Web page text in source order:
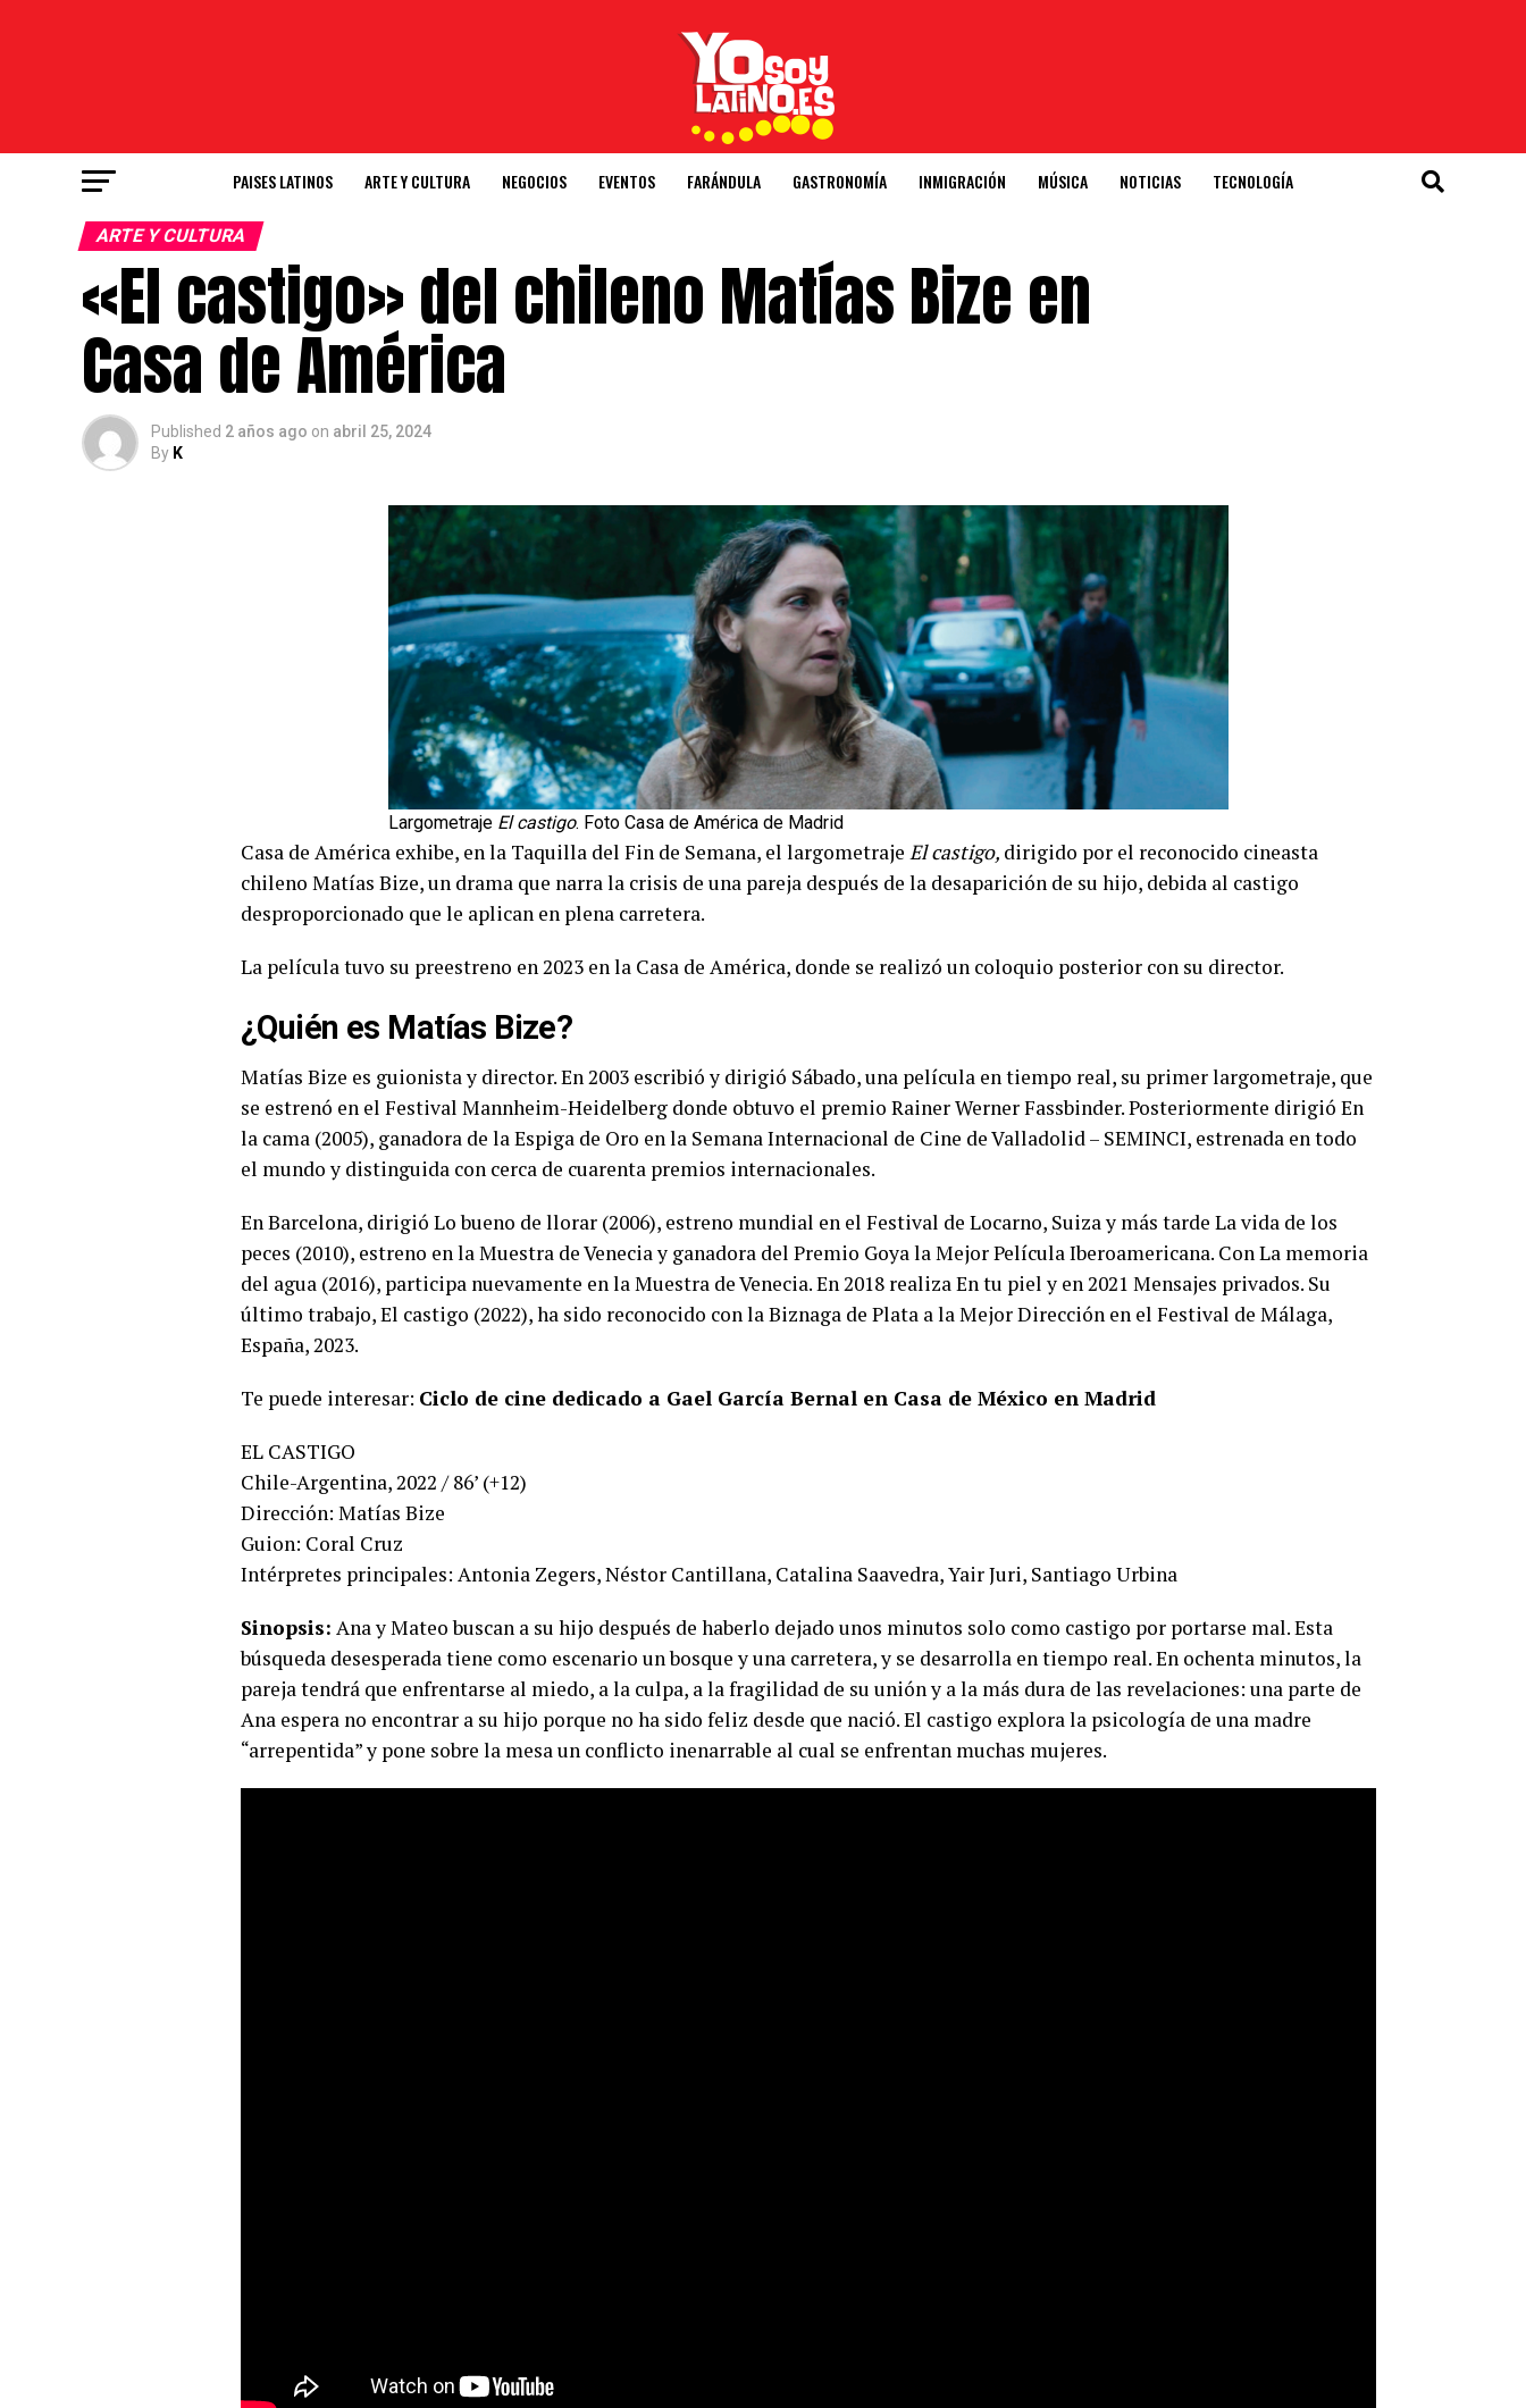
PAISES LATINOS ARTE Y CULTURA NEGOCIOS EVENTOS FARÁNDULA GASTRONOMÍA INMIGRACIÓN MÚSICA NOTICIAS TECNOLOGÍA
ARTE Y CULTURA
«El castigo» del chileno Matías Bize en
Casa de América
Published 2 años ago on abril 25, 2024
By K
Largometraje El castigo. Foto Casa de América de Madrid
Casa de América exhibe, en la Taquilla del Fin de Semana, el largometraje El castigo, dirigido por el reconocido cineasta
chileno Matías Bize, un drama que narra la crisis de una pareja después de la desaparición de su hijo, debida al castigo
desproporcionado que le aplican en plena carretera.
La película tuvo su preestreno en 2023 en la Casa de América, donde se realizó un coloquio posterior con su director.
¿Quién es Matías Bize?
Matías Bize es guionista y director. En 2003 escribió y dirigió Sábado, una película en tiempo real, su primer largometraje, que
se estrenó en el Festival Mannheim-Heidelberg donde obtuvo el premio Rainer Werner Fassbinder. Posteriormente dirigió En
la cama (2005), ganadora de la Espiga de Oro en la Semana Internacional de Cine de Valladolid – SEMINCI, estrenada en todo
el mundo y distinguida con cerca de cuarenta premios internacionales.
En Barcelona, dirigió Lo bueno de llorar (2006), estreno mundial en el Festival de Locarno, Suiza y más tarde La vida de los
peces (2010), estreno en la Muestra de Venecia y ganadora del Premio Goya la Mejor Película Iberoamericana. Con La memoria
del agua (2016), participa nuevamente en la Muestra de Venecia. En 2018 realiza En tu piel y en 2021 Mensajes privados. Su
último trabajo, El castigo (2022), ha sido reconocido con la Biznaga de Plata a la Mejor Dirección en el Festival de Málaga,
España, 2023.
Te puede interesar: Ciclo de cine dedicado a Gael García Bernal en Casa de México en Madrid
EL CASTIGO
Chile-Argentina, 2022 / 86’ (+12)
Dirección: Matías Bize
Guion: Coral Cruz
Intérpretes principales: Antonia Zegers, Néstor Cantillana, Catalina Saavedra, Yair Juri, Santiago Urbina
Sinopsis: Ana y Mateo buscan a su hijo después de haberlo dejado unos minutos solo como castigo por portarse mal. Esta
búsqueda desesperada tiene como escenario un bosque y una carretera, y se desarrolla en tiempo real. En ochenta minutos, la
pareja tendrá que enfrentarse al miedo, a la culpa, a la fragilidad de su unión y a la más dura de las revelaciones: una parte de
Ana espera no encontrar a su hijo porque no ha sido feliz desde que nació. El castigo explora la psicología de una madre
“arrepentida” y pone sobre la mesa un conflicto inenarrable al cual se enfrentan muchas mujeres.